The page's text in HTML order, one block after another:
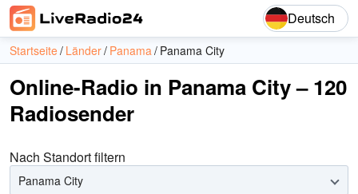
Deutsch
Startseite Länder Panama Panama City
Online-Radio in Panama City – 120
Radiosender
Nach Standort filtern
Panama City